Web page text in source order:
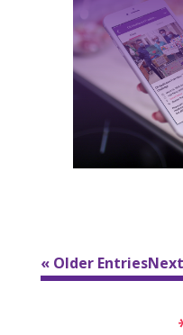
« Older Entries